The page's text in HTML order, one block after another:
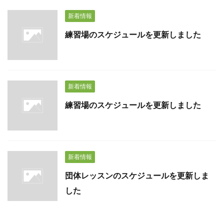
新着情報
練習場のスケジュールを更新しました
新着情報
練習場のスケジュールを更新しました
新着情報
団体レッスンのスケジュールを更新しま
した